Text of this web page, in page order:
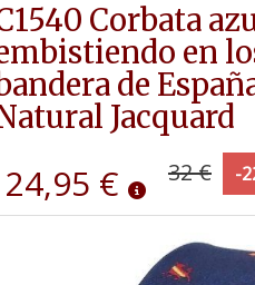
Corbata
en
de
Jacquard
24,95 € 32 € -